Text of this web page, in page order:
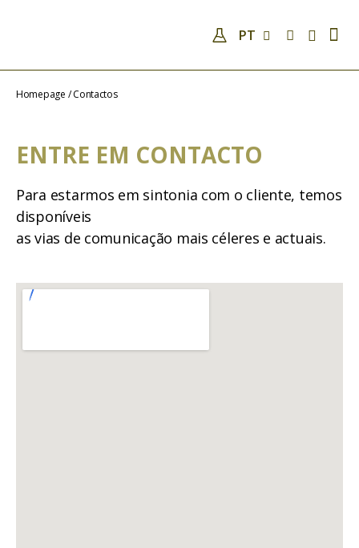
PT
Homepage /Contactos
ENTRE EM CONTACTO
Para estarmos em sintonia com o cliente, temos
disponíveis
as vias de comunicação mais céleres e actuais.